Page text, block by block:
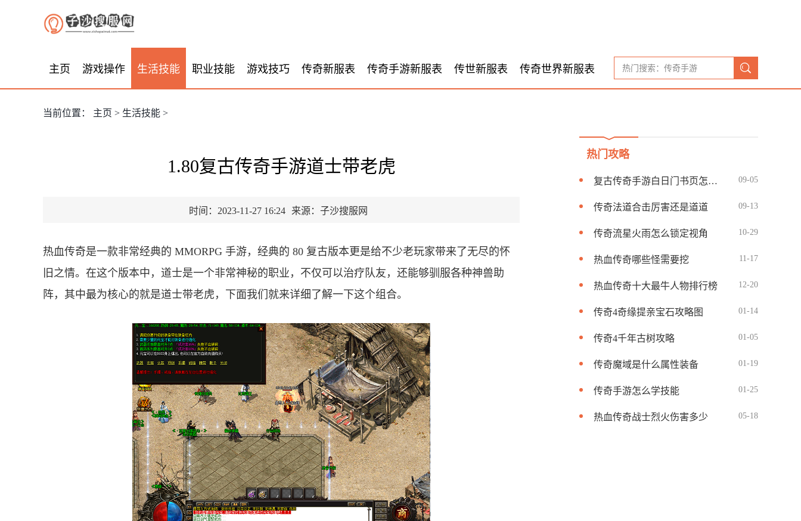
主页 游戏操作 生活技能 职业技能 游戏技巧 传奇新服表 传奇手游新服表 传世新服表 传奇世界新服表
当前位置： 主页 > 生活技能 >
1.80复古传奇手游道士带老虎
时间：2023-11-27 16:24 来源：子沙搜服网
热血传奇是一款非常经典的 MMORPG 手游，经典的 80 复古版本更是给不少老玩家带来了无尽的怀
旧之情。在这个版本中，道士是一个非常神秘的职业，不仅可以治疗队友，还能够驯服各种神兽助
阵，其中最为核心的就是道士带老虎，下面我们就来详细了解一下这个组合。
热门攻略
复古传奇手游白日门书页怎么获得 09-05
传奇法道合击厉害还是道道 09-13
传奇流星火雨怎么锁定视角 10-29
热血传奇哪些怪需要挖 11-17
热血传奇十大最牛人物排行榜 12-20
传奇4奇缘提亲宝石攻略图 01-14
传奇4千年古树攻略 01-05
传奇魔域是什么属性装备 01-19
传奇手游怎么学技能 01-25
热血传奇战士烈火伤害多少 05-18